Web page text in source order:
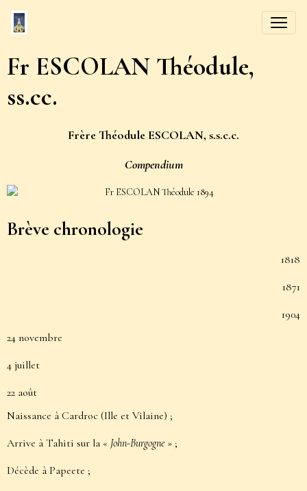
Fr ESCOLAN Théodule,
ss.cc.
Frère Théodule ESCOLAN, s.s.c.c.
Compendium
Brève chronologie
1818
1871
1904
24 novembre
4 juillet
22 août
Naissance à Cardroc (Ille et Vilaine) ;
Arrive à Tahiti sur la « John-Burgogne » ;
Décède à Papeete ;